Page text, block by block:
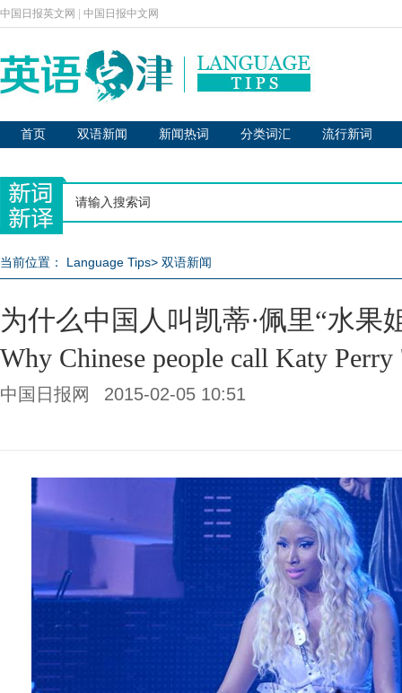
中国日报英文网 中国日报中文网
首页 双语新闻 新闻热词 分类词汇 流行新词
当前位置： Language Tips> 双语新闻
为什么中国人叫凯蒂·佩里“水果
Why Chinese people call Katy
中国日报网 2015-02-05 10:51